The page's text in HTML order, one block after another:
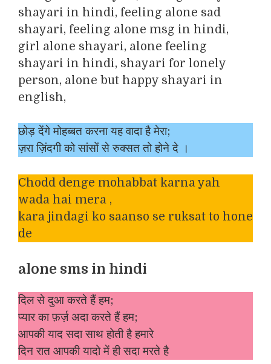
छोड़ देंगे मोहब्बत करना यह वादा है मेरा;
ज़रा ज़िंदगी को सांसों से रुक्सत तो होने दे ।
Chodd denge mohabbat karna yah
wada hai mera ,
kara jindagi ko saanso se ruksat to hone
de
alone sms in hindi
दिल से दुआ करते हैं हम;
प्यार का फ़र्ज़ अदा करते हैं हम;
आपकी याद सदा साथ होती है हमारे
दिन रात आपकी यादो में ही सदा मरते है